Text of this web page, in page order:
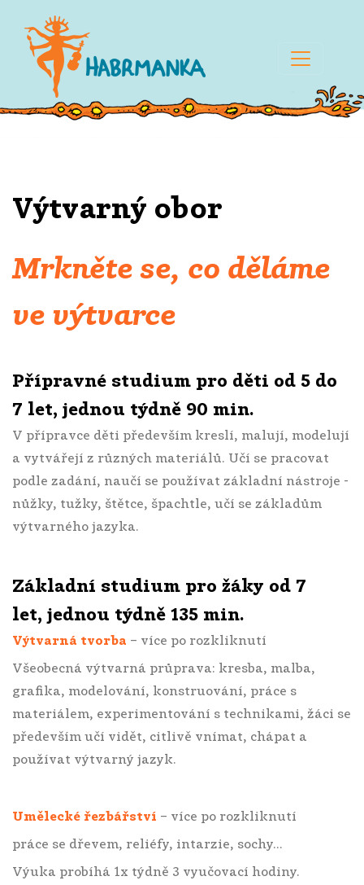
Výtvarný obor
Mrkněte se, co děláme
ve výtvarce
Přípravné studium pro děti od 5 do
7 let, jednou týdně 90 min.
V přípravce děti především kreslí, malují, modelují
a vytvářejí z různých materiálů. Učí se pracovat
podle zadání, naučí se používat základní nástroje -
nůžky, tužky, štětce, špachtle, učí se základům
výtvarného jazyka.
Základní studium pro žáky od 7
let, jednou týdně 135 min.
Výtvarná tvorba – více po rozkliknutí
Všeobecná výtvarná průprava: kresba, malba,
grafika, modelování, konstruování, práce s
materiálem, experimentování s technikami, žáci se
především učí vidět, citlivě vnímat, chápat a
používat výtvarný jazyk.
Umělecké řezbářství – více po rozkliknutí
práce se dřevem, reliéfy, intarzie, sochy...
Výuka probíhá 1x týdně 3 vyučovací hodiny.